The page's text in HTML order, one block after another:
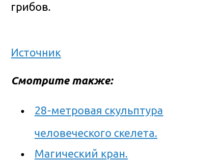
грибов.
Источник
Смотрите также:
28-метровая скульптура
человеческого скелета.
Магический кран.